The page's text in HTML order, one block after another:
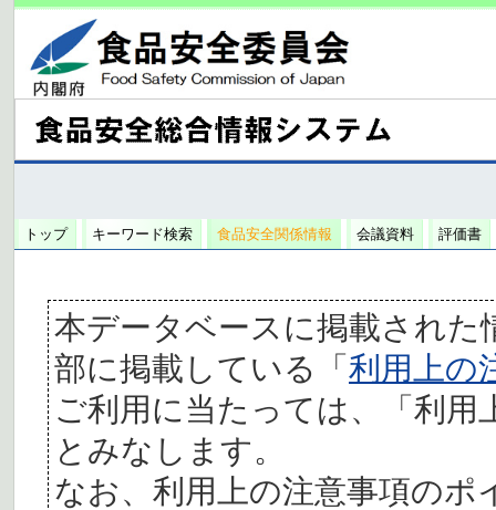
トップ キーワード検索 食品安全関係情報 会議資料 評価書
本データベースに掲載された
部に掲載している「利用上の
ご利用に当たっては、「利
とみなします。
なお、利用上の注意事項の